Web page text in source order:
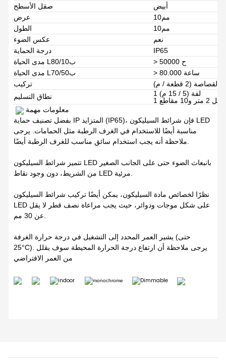
صقل الأسطح
أبيض
عرض
مم10
الطول
مم10
عكس الضوء
نعم
درجة الحماية
IP65
مدى الحياة L80/ب10
> 50000 ح
مدى الحياة L70/ب50
> 80.000 ساعة
تركيب
(2 قطعة / م)
نطاق التسليم
1 لفة (5 / 15 م)
كابل 2 متر و10 مقاطع
معلومات مهمة
بفضل تصنيف حماية IP المتزايد (IP65)، فإن شرائط السيليكون LED
مناسبة أيضًا للاستخدام في الغرف الرطبة مثل الحمامات. يرجى
ملاحظة أنه يجب استخدام سائق مناسب للغرف الرطبة أيضًا.
تتميز شرائط السيليكون LED بانبعاث الضوء حتى على الجانب الصغير
من الشريط، دون وجود نقاط LED مرئية.
نظرًا لخصائص مادة السيليكون، يمكن أيضًا تركيب شرائط السيليكون
LED على شكل موجات ودوائر، حيث يجب مراعاة نصف قطر لا يقل
عن 30 مم.
يشير العمر المحدد إلى التشغيل في درجة حرارة الغرفة (حتى
25°C). يرجى ملاحظة أن ارتفاع درجة الحرارة المحيطة سوف يقلل
من العمر الافتراضي